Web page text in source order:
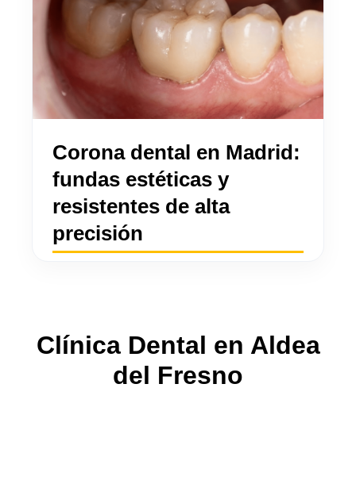
Corona dental en Madrid:
fundas estéticas y
resistentes de alta
precisión
Clínica Dental en Aldea
del Fresno